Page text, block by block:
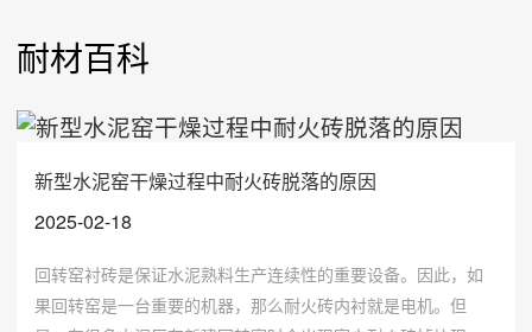
耐材百科
新型水泥窑干燥过程中耐火砖脱落的原因
2025-02-18
回转窑衬砖是保证水泥熟料生产连续性的重要设备。因此，如
果回转窑是一台重要的机器，那么耐火砖内衬就是电机。但